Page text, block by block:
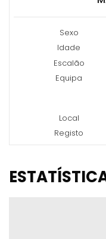
Sexo
Idade
Escalão
Equipa
Local
Registo